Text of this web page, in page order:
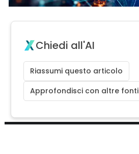
Chiedi all'AI
Riassumi questo articolo
Approfondisci con altre fonti